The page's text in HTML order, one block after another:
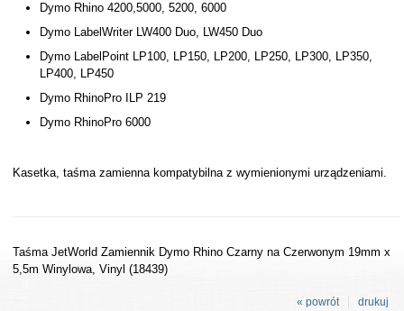
Dymo Rhino 4200,5000, 5200, 6000
Dymo LabelWriter LW400 Duo, LW450 Duo
Dymo LabelPoint LP100, LP150, LP200, LP250, LP300, LP350,
LP400, LP450
Dymo RhinoPro ILP 219
Dymo RhinoPro 6000
Kasetka, taśma zamienna kompatybilna z wymienionymi urządzeniami.
Taśma JetWorld Zamiennik Dymo Rhino Czarny na Czerwonym 19mm x
5,5m Winylowa, Vinyl (18439)
drukuj
« powrót